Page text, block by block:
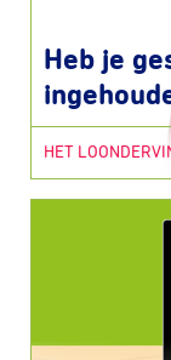
Heb je
HET